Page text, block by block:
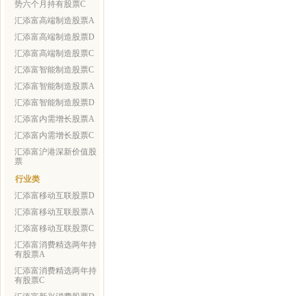
势六个月持有股票C
汇添富高端制造股票A
汇添富高端制造股票D
汇添富高端制造股票C
汇添富智能制造股票C
汇添富智能制造股票A
汇添富智能制造股票D
汇添富内需增长股票A
汇添富内需增长股票C
汇添富沪港深新价值股
票
行业类
汇添富移动互联股票D
汇添富移动互联股票A
汇添富移动互联股票C
汇添富消费精选两年持
有股票A
汇添富消费精选两年持
有股票C